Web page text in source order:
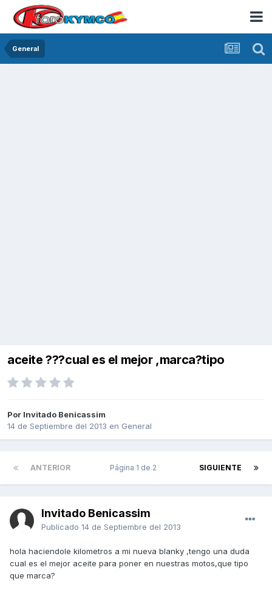
General
aceite ???cual es el mejor ,marca?tipo
Por Invitado Benicassim
14 de Septiembre del 2013 en General
ANTERIOR SIGUIENTE
Página 1 de 2
Invitado Benicassim
Publicado 14 de Septiembre del 2013
hola haciendole kilometros a mi nueva blanky ,tengo una duda
cual es el mejor aceite para poner en nuestras motos,que tipo
que marca?